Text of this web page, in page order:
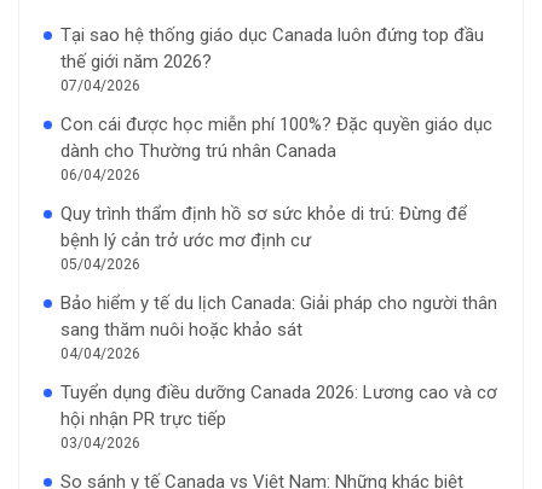
Tại sao hệ thống giáo dục Canada luôn đứng top đầu
thế giới năm 2026?
07/04/2026
Con cái được học miễn phí 100%? Đặc quyền giáo dục
dành cho Thường trú nhân Canada
06/04/2026
Quy trình thẩm định hồ sơ sức khỏe di trú: Đừng để
bệnh lý cản trở ước mơ định cư
05/04/2026
Bảo hiểm y tế du lịch Canada: Giải pháp cho người thân
sang thăm nuôi hoặc khảo sát
04/04/2026
Tuyển dụng điều dưỡng Canada 2026: Lương cao và cơ
hội nhận PR trực tiếp
03/04/2026
So sánh y tế Canada vs Việt Nam: Những khác biệt